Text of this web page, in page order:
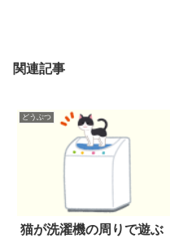
関連記事
どうぶつ
猫が洗濯機の周りで遊ぶ